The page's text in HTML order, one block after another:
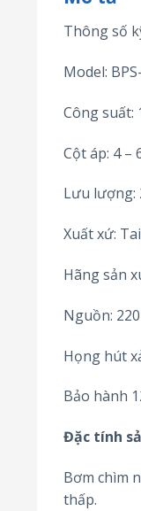
Thông số
Model:
Công suất:
Cột áp: 4 –
Lưu lượng:
Xuất xứ:
Hãng sản
Nguồn:
Họng hút
Bảo hành
Đặc tính
Bơm chìm
thấp.